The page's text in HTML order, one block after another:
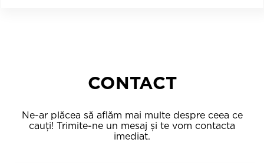
CONTACT
Ne-ar plăcea să aflăm mai multe despre ceea ce
cauți! Trimite-ne un mesaj și te vom contacta
imediat.